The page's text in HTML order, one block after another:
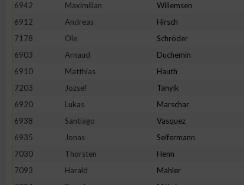
6942
Maximilian Willemsen
6912
Andreas Hirsch
7178
Ole Schröder
6903
Arnaud Duchemin
6910
Matthias Hauth
7203
Jozsef Tanyik
6920
Lukas Marschar
6938
Santiago Vasquez
6935
Jonas Seifermann
7030
Thorsten Henn
7093
Harald Mahler